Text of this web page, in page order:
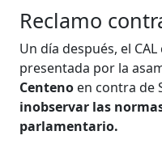
Reclamo
Un día después, el
presentada por la
Centeno en contra de
inobservar las
parlamentario.